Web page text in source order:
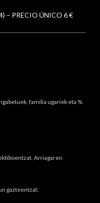
– PRECIO ÚNICO 6 €
familia ugariek eta %
Arriagaren
gazteentzat: